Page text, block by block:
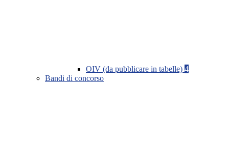
OIV (da pubblicare in tabelle) 4
Bandi di concorso